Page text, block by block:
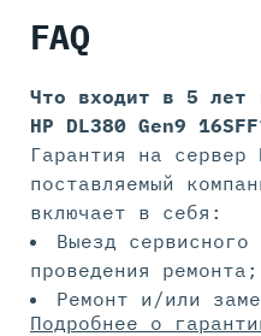
FAQ
Что входит в 5 лет
HP DL380 Gen9
Гарантия на сервер
поставляемый
включает в себя:
Выезд
проведения ремонта;
Ремонт и/или
Подробнее о